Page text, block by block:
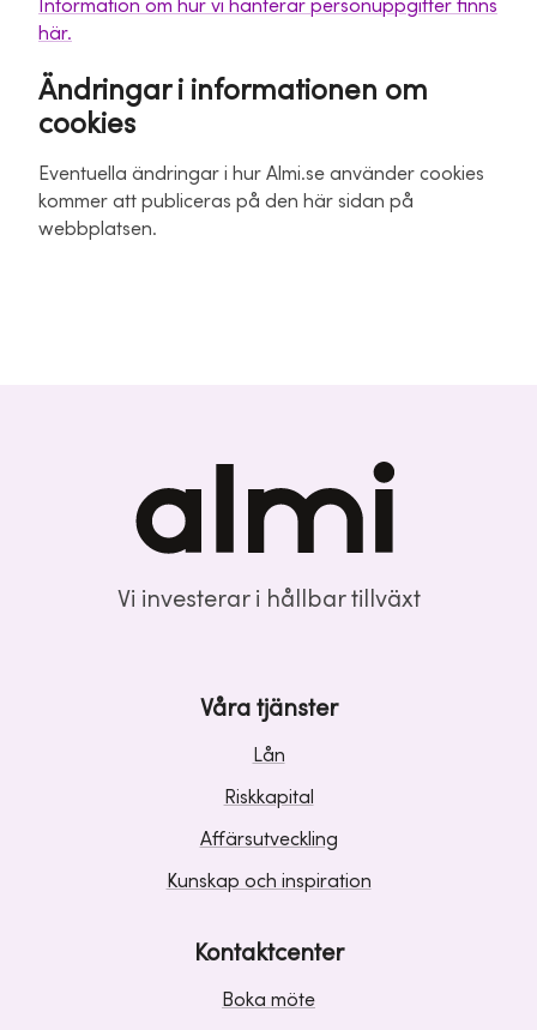
Information om hur vi hanterar personuppgifter finns
här.
Ändringar i informationen om
cookies
Eventuella ändringar i hur Almi.se använder cookies
kommer att publiceras på den här sidan på
webbplatsen.
Vi investerar i hållbar tillväxt
Våra tjänster
Lån
Riskkapital
Affärsutveckling
Kunskap och inspiration
Kontaktcenter
Boka möte